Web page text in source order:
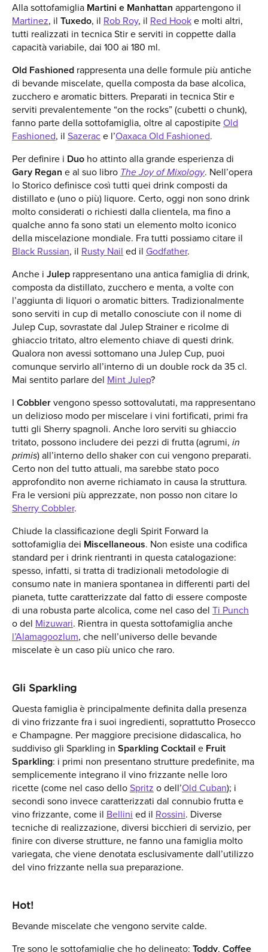
Alla sottofamiglia Martini e Manhattan appartengono il
Martinez, il Tuxedo, il Rob Roy, il Red Hooke molti altri,
tutti realizzati in tecnica Stir e serviti in coppette dalla
capacità variabile, dai 100 ai 180 ml.
Old Fashioned rappresenta una delle formule più antiche
di bevande miscelate, quella composta da base alcolica,
zucchero e aromatic bitters. Preparati in tecnica Stir e
serviti prevalentemente “on the rocks” (cubetti o chunk),
fanno parte della sottofamiglia, oltre al capostipiteOld
Fashioned, il Sazerace l’Oaxaca Old Fashioned.
Per definire i Duo ho attinto alla grande esperienza di
Gary Regan e al suo libro The Joy of Mixology. Nell’opera
lo Storico definisce così tutti quei drink composti da
distillato e (uno o più) liquore. Certo, oggi non sono drink
molto considerati o richiesti dalla clientela, ma fino a
qualche anno fa sono stati un elemento molto iconico
della miscelazione mondiale. Fra tutti possiamo citare il
Black Russian, il Rusty Nail ed il Godfather.
Anche i Julep rappresentano una antica famiglia di drink,
composta da distillato, zucchero e menta, a volte con
l’aggiunta di liquori o aromatic bitters. Tradizionalmente
sono serviti in cup di metallo conosciute con il nome di
Julep Cup, sovrastate dal Julep Strainer e ricolme di
ghiaccio tritato, altro elemento chiave di questi drink.
Qualora non avessi sottomano una Julep Cup, puoi
comunque servirlo all’interno di un double rock da 35 cl.
Mai sentito parlare del Mint Julep?
I Cobblervengono spesso sottovalutati, ma rappresentano
un delizioso modo per miscelare i vini fortificati, primi fra
tutti gli Sherry spagnoli. Anche loro serviti su ghiaccio
tritato, possono includere dei pezzi di frutta (agrumi, in
primis) all’interno dello shaker con cui vengono preparati.
Certo non del tutto attuali, ma sarebbe stato poco
approfondito non averne richiamato in causa la struttura.
Fra le versioni più apprezzate, non posso non citare lo
Sherry Cobbler.
Chiude la classificazione degli Spirit Forward la
sottofamiglia dei Miscellaneous. Non esiste una codifica
standard per i drink rientranti in questa catalogazione:
spesso, infatti, si tratta di tradizionali metodologie di
consumo nate in maniera spontanea in differenti parti del
pianeta, tutte caratterizzate dal fatto di essere composte
di una robusta parte alcolica, come nel caso del Ti Punch
o del Mizuwari. Rientra in questa sottofamiglia anche
l’Alamagoozlum, che nell’universo delle bevande
miscelate è un caso più unico che raro.
Gli Sparkling
Questa famiglia è principalmente definita dalla presenza
di vino frizzante fra i suoi ingredienti, soprattutto Prosecco
e Champagne. Per maggiore precisione didascalica, ho
suddiviso gli Sparkling in Sparkling Cocktail e Fruit
Sparkling: i primi non presentano strutture predefinite, ma
semplicemente integrano il vino frizzante nelle loro
ricette (come nel caso delloSpritz o dell’Old Cuban); i
secondi sono invece caratterizzati dal connubio frutta e
vino frizzante, come il Bellini ed il Rossini. Diverse
tecniche di realizzazione, diversi bicchieri di servizio, per
finire con diverse strutture, ne fanno una famiglia molto
variegata, che viene denotata esclusivamente dall’utilizzo
del vino frizzante nella sua preparazione.
Hot!
Bevande miscelate che vengono servite calde.
Tre sono le sottofamiglie che ho delineato: Toddy, Coffee